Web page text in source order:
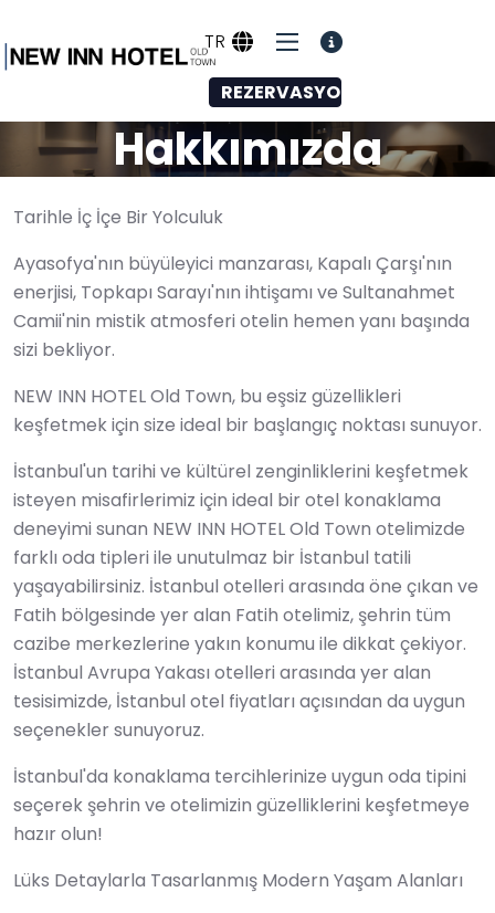
TR
REZERVASYON
Hakkımızda
Tarihle İç İçe Bir Yolculuk
Ayasofya'nın büyüleyici manzarası, Kapalı Çarşı'nın
enerjisi, Topkapı Sarayı'nın ihtişamı ve Sultanahmet
Camii'nin mistik atmosferi otelin hemen yanı başında
sizi bekliyor.
NEW INN HOTEL Old Town, bu eşsiz güzellikleri
keşfetmek için size ideal bir başlangıç noktası sunuyor.
İstanbul'un tarihi ve kültürel zenginliklerini keşfetmek
isteyen misafirlerimiz için ideal bir otel konaklama
deneyimi sunan NEW INN HOTEL Old Town otelimizde
farklı oda tipleri ile unutulmaz bir İstanbul tatili
yaşayabilirsiniz. İstanbul otelleri arasında öne çıkan ve
Fatih bölgesinde yer alan Fatih otelimiz, şehrin tüm
cazibe merkezlerine yakın konumu ile dikkat çekiyor.
İstanbul Avrupa Yakası otelleri arasında yer alan
tesisimizde, İstanbul otel fiyatları açısından da uygun
seçenekler sunuyoruz.
İstanbul'da konaklama tercihlerinize uygun oda tipini
seçerek şehrin ve otelimizin güzelliklerini keşfetmeye
hazır olun!
Lüks Detaylarla Tasarlanmış Modern Yaşam Alanları